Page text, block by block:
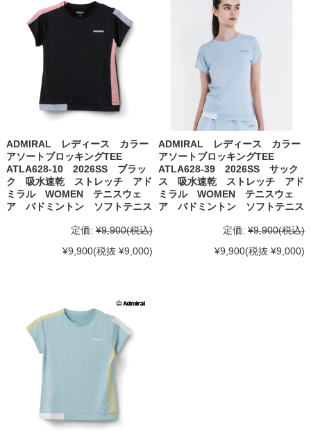
ADMIRAL レディース カラー
アソートブロッキングTEE
ATLA628-10 2026SS ブラッ
ク 吸水速乾 ストレッチ アド
ミラル WOMEN テニスウェ
ア バドミントン ソフトテニス
定価: ¥9,900(税込)
¥9,900(税抜 ¥9,000)
ADMIRAL レディース カラー
アソートブロッキングTEE
ATLA628-39 2026SS サック
ス 吸水速乾 ストレッチ アド
ミラル WOMEN テニスウェ
ア バドミントン ソフトテニス
定価: ¥9,900(税込)
¥9,900(税抜 ¥9,000)